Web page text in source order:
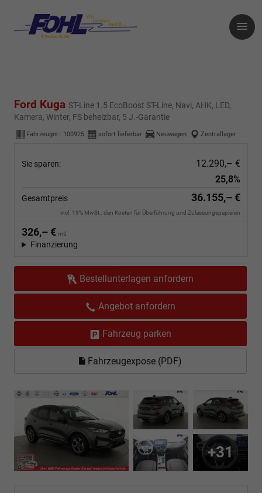
Ford Kuga ST-Line 1.5 EcoBoost ST-Line, Navi, AHK, LED,
Kamera, Winter, FS beheizbar, 5 J.-Garantie
Fahrzeugnr.: 100925 sofort lieferbar Neuwagen Zentrallager
Sie sparen:
12.290,– €
25,8%
Gesamtpreis 36.155,– €
incl. 19% MwSt., den Kosten für Überführung und Zulassungspapieren
326,– € mtl.
Finanzierung
Bestellunterlagen anfordern
Angebot anfordern
Fahrzeug parken
Fahrzeugexpose (PDF)
+31